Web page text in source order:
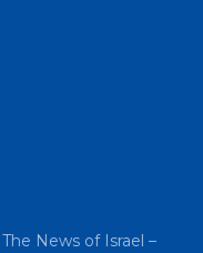
News of Israel –